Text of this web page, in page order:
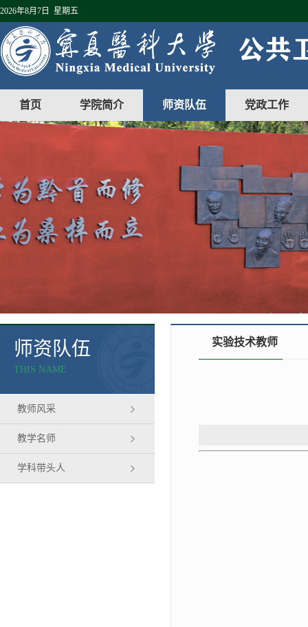
2026年8月7日 星期五
首页 学院简介 师资队伍 党政工作
师资队伍
THIS NAME
教师风采
教学名师
学科带头人
实验技术教师